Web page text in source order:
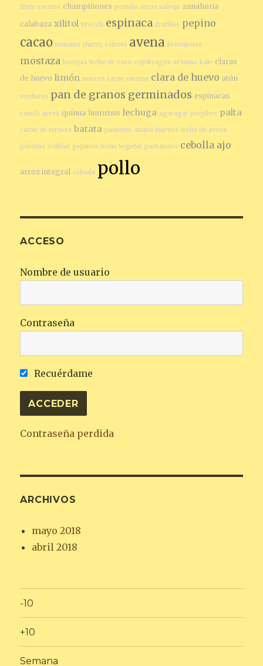
filete vacuno champiñones pomelo arroz salvaje zanahoria
calabaza xilitol brócoli espinaca frutillas pepino
cacao tomates cherry estevia avena berenjenas
mostaza lentejas leche de coco espárragos sésamo kale claras
de huevo limón nueces carne vacuna clara de huevo atún
verduras pan de granos germinados espinacas
canela arroz quínua hummus lechuga agaragar jengibre palta
carne de ternera batata pimiento ananá huevos leche de avena
porotos coliflor pepinos leche vegetal garbanzos cebolla ajo
arroz integral cebada pollo
ACCESO
Nombre de usuario
Contraseña
Recuérdame
Contraseña perdida
ARCHIVOS
mayo 2018
abril 2018
-10
+10
Semana